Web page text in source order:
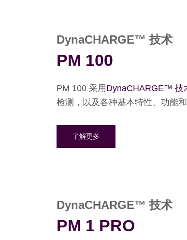
DynaCHARGE™ 技术
PM 100
PM 100 采用 DynaCHARGE™ 技
检测，以及各种基本特性、功能和
了解更多
DynaCHARGE™ 技术
PM 1 PRO